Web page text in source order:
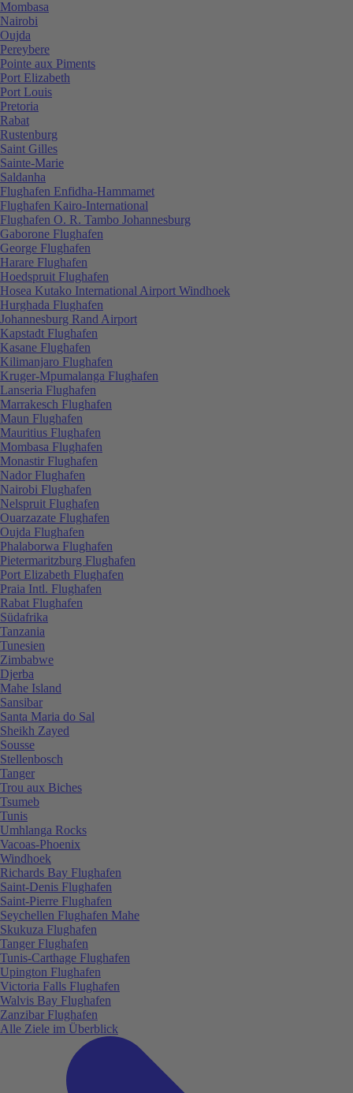
Mombasa
Nairobi
Oujda
Pereybere
Pointe aux Piments
Port Elizabeth
Port Louis
Pretoria
Rabat
Rustenburg
Saint Gilles
Sainte-Marie
Saldanha
Flughafen Enfidha-Hammamet
Flughafen Kairo-International
Flughafen O. R. Tambo Johannesburg
Gaborone Flughafen
George Flughafen
Harare Flughafen
Hoedspruit Flughafen
Hosea Kutako International Airport Windhoek
Hurghada Flughafen
Johannesburg Rand Airport
Kapstadt Flughafen
Kasane Flughafen
Kilimanjaro Flughafen
Kruger-Mpumalanga Flughafen
Lanseria Flughafen
Marrakesch Flughafen
Maun Flughafen
Mauritius Flughafen
Mombasa Flughafen
Monastir Flughafen
Nador Flughafen
Nairobi Flughafen
Nelspruit Flughafen
Ouarzazate Flughafen
Oujda Flughafen
Phalaborwa Flughafen
Pietermaritzburg Flughafen
Port Elizabeth Flughafen
Praia Intl. Flughafen
Rabat Flughafen
Südafrika
Tanzania
Tunesien
Zimbabwe
Djerba
Mahe Island
Sansibar
Santa Maria do Sal
Sheikh Zayed
Sousse
Stellenbosch
Tanger
Trou aux Biches
Tsumeb
Tunis
Umhlanga Rocks
Vacoas-Phoenix
Windhoek
Richards Bay Flughafen
Saint-Denis Flughafen
Saint-Pierre Flughafen
Seychellen Flughafen Mahe
Skukuza Flughafen
Tanger Flughafen
Tunis-Carthage Flughafen
Upington Flughafen
Victoria Falls Flughafen
Walvis Bay Flughafen
Zanzibar Flughafen
Alle Ziele im Überblick